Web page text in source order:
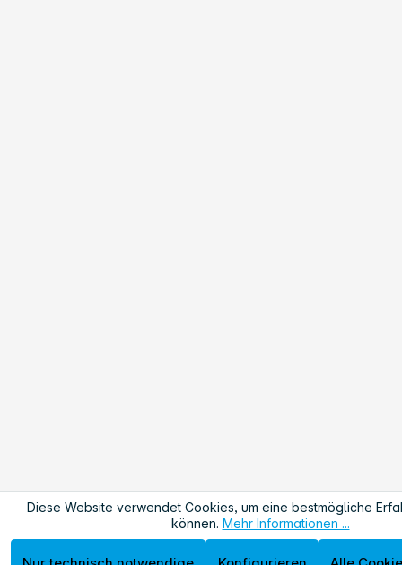
Diese Website verwendet Cookies, um eine bestmögliche
können. Mehr Informationen ...